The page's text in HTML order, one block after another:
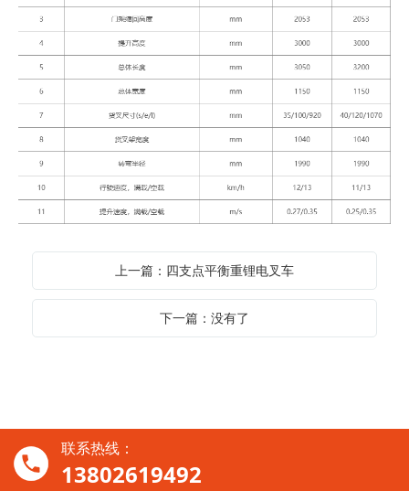
上一篇：四支点平衡重锂电叉车
下一篇：没有了
联系热线：
13802619492